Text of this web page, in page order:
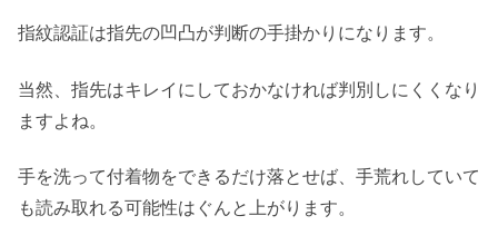
指紋認証は指先の凹凸が判断の手掛かりになります。
当然、指先はキレイにしておかなければ判別しにくくなり
ますよね。
手を洗って付着物をできるだけ落とせば、手荒れしていて
も読み取れる可能性はぐんと上がります。